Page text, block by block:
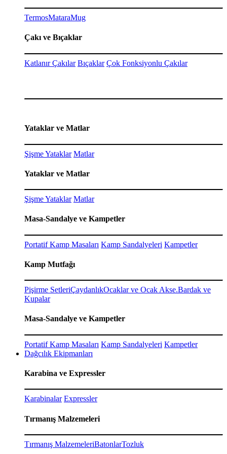
TermosMataraMug
Çakı ve Bıçaklar
Katlanır Çakılar Bıçaklar Çok Fonksiyonlu Çakılar
Yataklar ve Matlar
Şişme Yataklar Matlar
Yataklar ve Matlar
Şişme Yataklar Matlar
Masa-Sandalye ve Kampetler
Portatif Kamp Masaları Kamp Sandalyeleri Kampetler
Kamp Mutfağı
Pişirme SetleriÇaydanlıkOcaklar ve Ocak Akse.Bardak ve
Kupalar
Masa-Sandalye ve Kampetler
Portatif Kamp Masaları Kamp Sandalyeleri Kampetler
Dağcılık Ekipmanları
Karabina ve Expressler
Karabinalar Expressler
Tırmanış Malzemeleri
Tırmanış MalzemeleriBatonlarTozluk